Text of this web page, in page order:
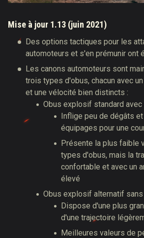
Mise à jour 1.13 (juin 2021)
Des options tactiques pour les
automoteurs et s'en prémunir ont
Les canons automoteurs sont
trois types d'obus, chacun avec
et une vélocité bien distincts :
Obus explosif standard
Inflige peu de dégâts
équipages pour une
Présente la plus faible
types d'obus, mais la
confortable et avec un
élevé
Obus explosif alternatif
Dispose d'une plus
d'une trajectoire
Meilleures valeurs de